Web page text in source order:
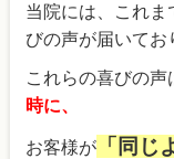
当院には、これ
びの声が届いてお
これらの喜びの声
時に、
お客様が
「同